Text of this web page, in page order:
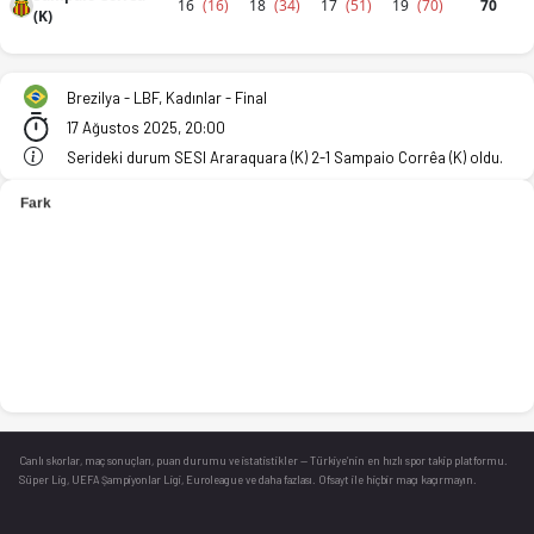
(K)
16 (16) 18 (34) 17 (51) 19 (70) 70
Brezilya - LBF, Kadınlar - Final
17 Ağustos 2025, 20:00
Serideki durum SESI Araraquara (K) 2-1 Sampaio Corrêa (K) oldu.
Canlı skorlar , maç sonuçları, puan durumu ve istatistikler — Türkiye’nin en hızlı spor takip platformu.
Süper Lig, UEFA Şampiyonlar Ligi, Euroleague ve daha fazlası. Ofsayt ile hiçbir maçı kaçırmayın.